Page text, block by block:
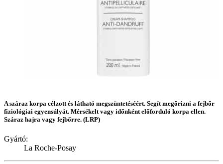
A száraz korpa célzott és látható megszüntetéséért. Segít megőrizni a fejbőr
fiziológiai egyensúlyát. Mérsékelt vagy időnként előforduló korpa ellen.
Száraz hajra vagy fejbőrre. (LRP)
Gyártó:
La Roche-Posay